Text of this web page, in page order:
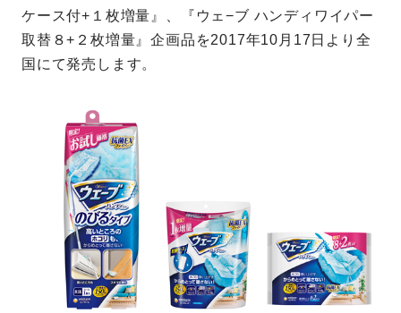
ケース付+１枚増量』、『ウェ−ブ ハンディワイパー
取替８+２枚増量』企画品を2017年10月17日より全
国にて発売します。